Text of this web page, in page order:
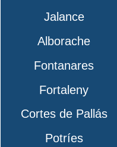
Jalance
Alborache
Fontanares
Fortaleny
Cortes de Pallás
Potríes